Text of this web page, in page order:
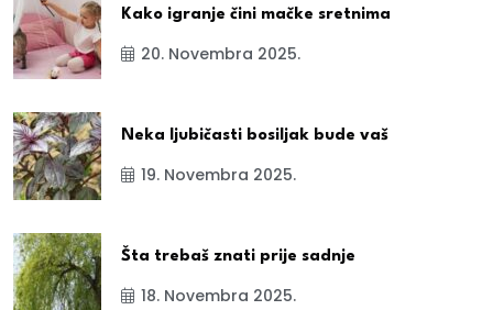
Kako igranje čini mačke sretnima
20. Novembra 2025.
Neka ljubičasti bosiljak bude vaš
19. Novembra 2025.
Šta trebaš znati prije sadnje
18. Novembra 2025.